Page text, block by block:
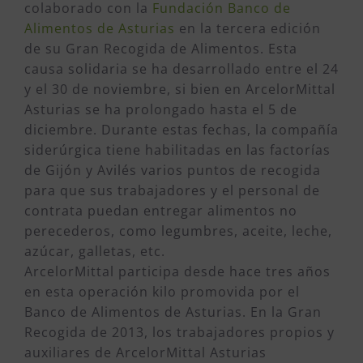
colaborado con la Fundación Banco de
Alimentos de Asturias en la tercera edición
de su Gran Recogida de Alimentos. Esta
causa solidaria se ha desarrollado entre el 24
y el 30 de noviembre, si bien en ArcelorMittal
Asturias se ha prolongado hasta el 5 de
diciembre. Durante estas fechas, la compañía
siderúrgica tiene habilitadas en las factorías
de Gijón y Avilés varios puntos de recogida
para que sus trabajadores y el personal de
contrata puedan entregar alimentos no
perecederos, como legumbres, aceite, leche,
azúcar, galletas, etc.
ArcelorMittal participa desde hace tres años
en esta operación kilo promovida por el
Banco de Alimentos de Asturias. En la Gran
Recogida de 2013, los trabajadores propios y
auxiliares de ArcelorMittal Asturias